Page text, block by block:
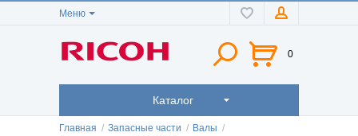
Меню
0
Каталог
Главная / Запасные части / Валы /